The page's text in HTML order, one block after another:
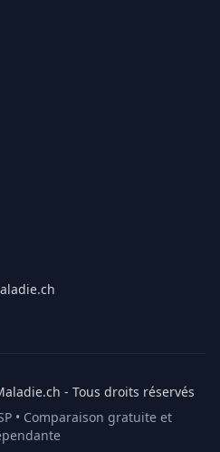
- Tous droits réservés
• Comparaison gratuite et